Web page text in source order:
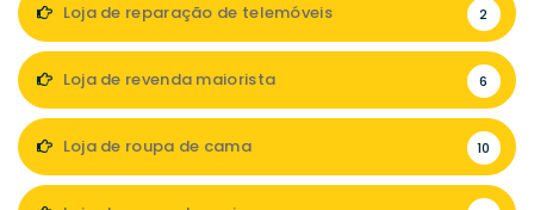
Loja de reparação de telemóveis 2
Loja de revenda maiorista 6
Loja de roupa de cama 10